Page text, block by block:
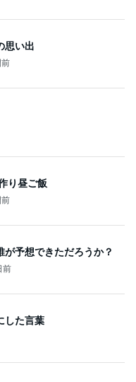
思い出
り昼ご飯
が予想できただろうか？
前
した言葉